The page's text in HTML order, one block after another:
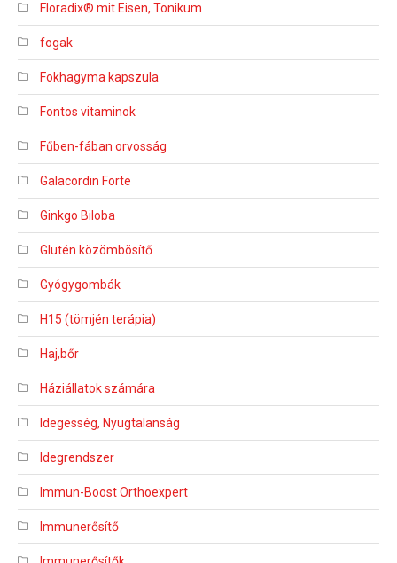
Floradix® mit Eisen, Tonikum
fogak
Fokhagyma kapszula
Fontos vitaminok
Fűben-fában orvosság
Galacordin Forte
Ginkgo Biloba
Glutén közömbösítő
Gyógygombák
H15 (tömjén terápia)
Haj,bőr
Háziállatok számára
Idegesség, Nyugtalanság
Idegrendszer
Immun-Boost Orthoexpert
Immunerősítő